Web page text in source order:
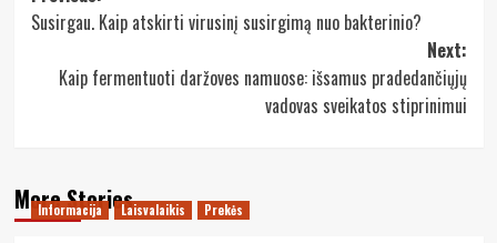
navigation
Susirgau. Kaip atskirti virusinį susirgimą nuo bakterinio?
Next:
Kaip fermentuoti daržoves namuose: išsamus pradedančiųjų
vadovas sveikatos stiprinimui
More Stories
Informacija Laisvalaikis Prekės